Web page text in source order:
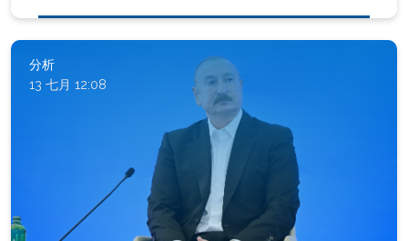
分析
13 七月 12:08